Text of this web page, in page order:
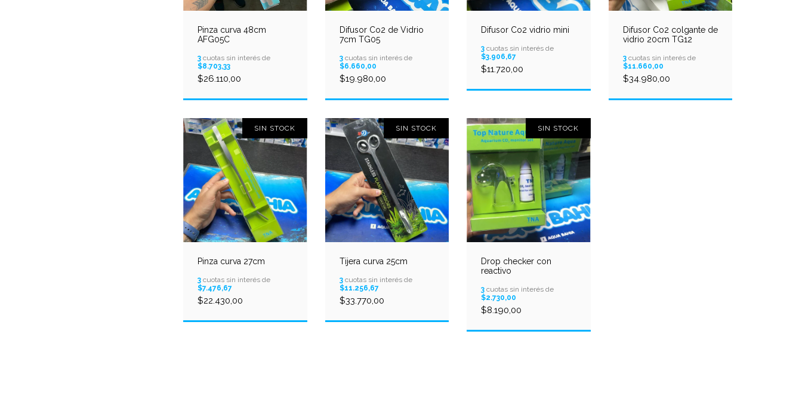
Pinza curva 48cm
AFG05C
3 cuotas sin interés de
$8.703,33
$26.110,00
Difusor Co2 de Vidrio
7cm TG05
3cuotas sin interés de
$6.660,00
$19.980,00
Difusor Co2 vidrio mini
3 cuotas sin interés de
$3.906,67
$11.720,00
Difusor Co2 colgante de
vidrio 20cm TG12
3cuotas sin interés de
$11.660,00
$34.980,00
SIN STOCK
Pinza curva 27cm
3 cuotas sin interés de
$7.476,67
$22.430,00
SIN STOCK
Tijera curva 25cm
3cuotas sin interés de
$11.256,67
$33.770,00
SIN STOCK
Drop checker con
reactivo
3 cuotas sin interés de
$2.730,00
$8.190,00